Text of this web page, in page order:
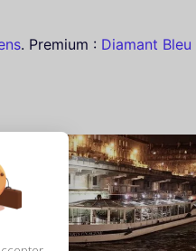
. Premium : Diamant Bleu